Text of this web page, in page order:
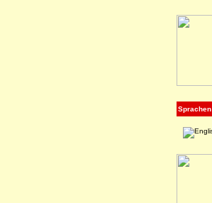
Sprachen